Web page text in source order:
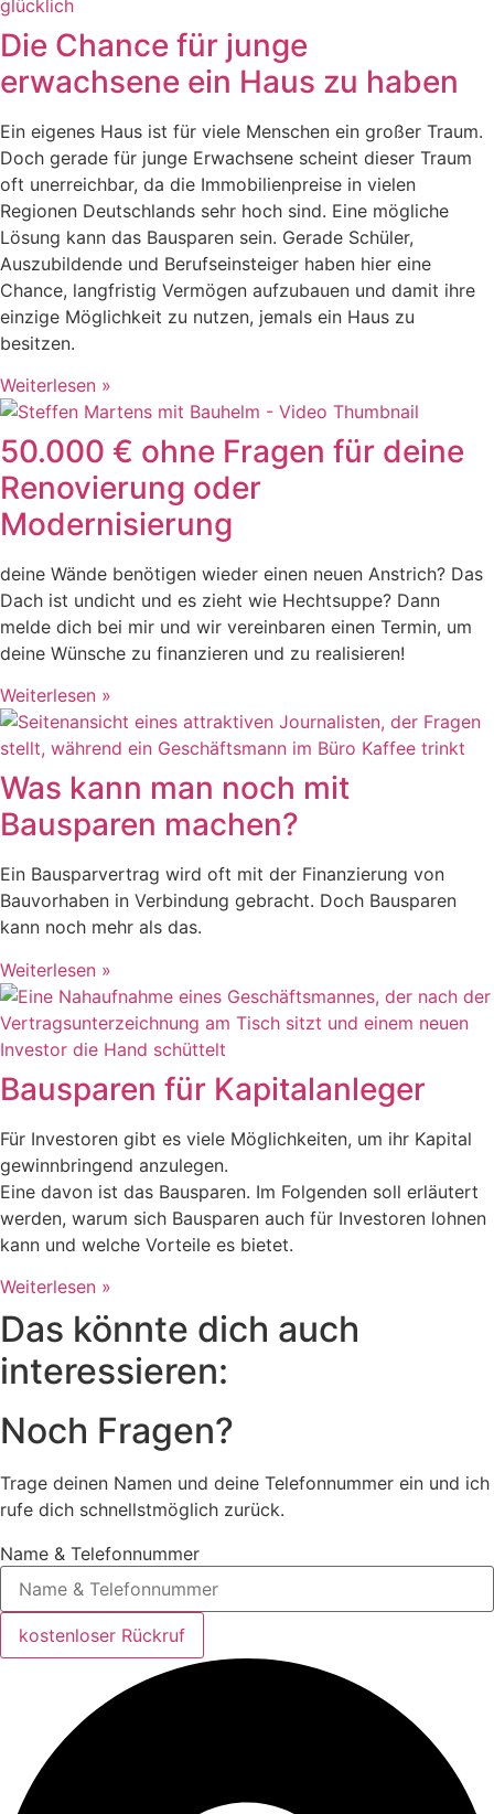
Die Chance für junge
erwachsene ein Haus zu haben
Ein eigenes Haus ist für viele Menschen ein großer Traum.
Doch gerade für junge Erwachsene scheint dieser Traum
oft unerreichbar, da die Immobilienpreise in vielen
Regionen Deutschlands sehr hoch sind. Eine mögliche
Lösung kann das Bausparen sein. Gerade Schüler,
Auszubildende und Berufseinsteiger haben hier eine
Chance, langfristig Vermögen aufzubauen und damit ihre
einzige Möglichkeit zu nutzen, jemals ein Haus zu
besitzen.
Weiterlesen »
50.000 € ohne Fragen für deine
Renovierung oder
Modernisierung​
deine Wände benötigen wieder einen neuen Anstrich? Das
Dach ist undicht und es zieht wie Hechtsuppe? Dann
melde dich bei mir und wir vereinbaren einen Termin, um
deine Wünsche zu finanzieren und zu realisieren!
Weiterlesen »
Was kann man noch mit
Bausparen machen?
Ein Bausparvertrag wird oft mit der Finanzierung von
Bauvorhaben in Verbindung gebracht. Doch Bausparen
kann noch mehr als das.
Weiterlesen »
Bausparen für Kapitalanleger
Für Investoren gibt es viele Möglichkeiten, um ihr Kapital
gewinnbringend anzulegen.
Eine davon ist das Bausparen. Im Folgenden soll erläutert
werden, warum sich Bausparen auch für Investoren lohnen
kann und welche Vorteile es bietet.
Weiterlesen »
Das könnte dich auch
interessieren:
Noch Fragen?
Trage deinen Namen und deine Telefonnummer ein und ich
rufe dich schnellstmöglich zurück.
Name & Telefonnummer
kostenloser Rückruf